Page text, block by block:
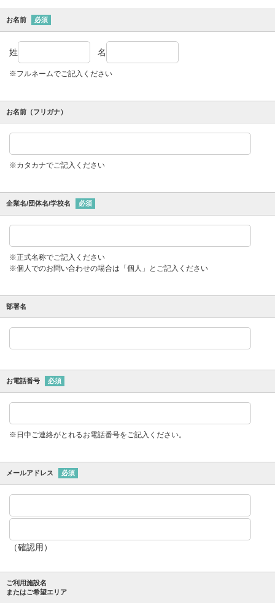
お名前 必須
姓 名
※フルネームでご記入ください
お名前（フリガナ）
※カタカナでご記入ください
企業名/団体名/学校名 必須
※正式名称でご記入ください
※個人でのお問い合わせの場合は「個人」とご記入ください
部署名
お電話番号 必須
※日中ご連絡がとれるお電話番号をご記入ください。
メールアドレス 必須
（確認用）
ご利用施設名
またはご希望エリア